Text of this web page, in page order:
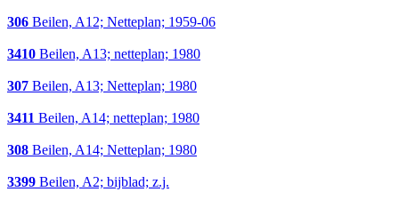
306 Beilen, A12; Netteplan; 1959-06
3410 Beilen, A13; netteplan; 1980
307 Beilen, A13; Netteplan; 1980
3411 Beilen, A14; netteplan; 1980
308 Beilen, A14; Netteplan; 1980
3399 Beilen, A2; bijblad; z.j.